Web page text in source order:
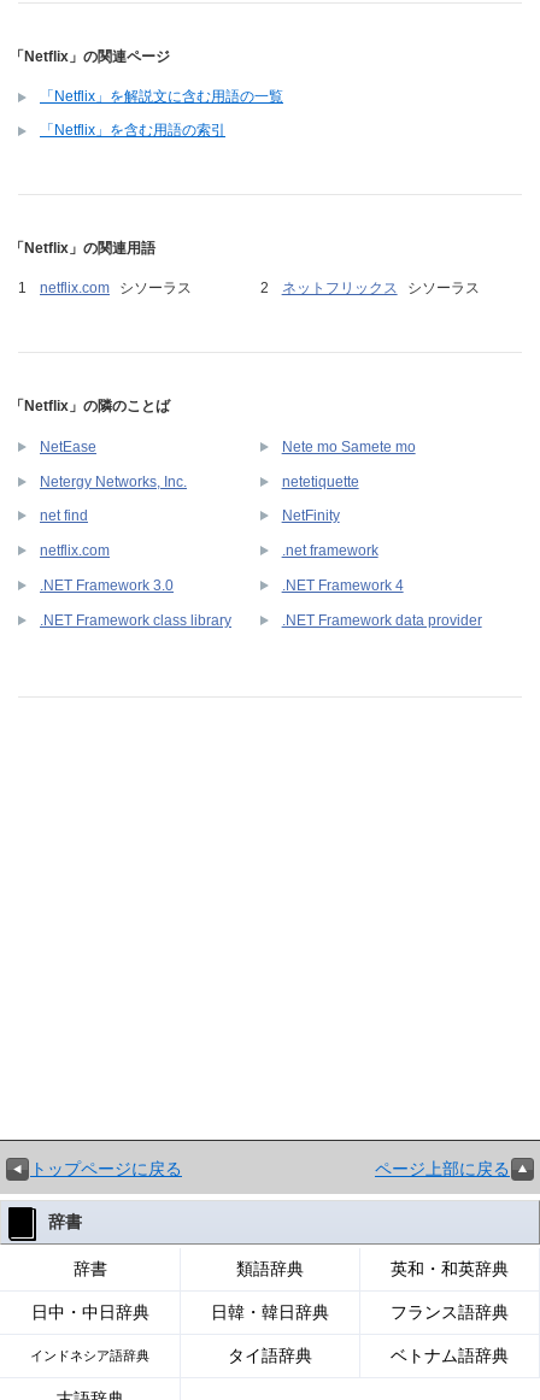
「Netflix」の関連ページ
「Netflix」を解説文に含む用語の一覧
「Netflix」を含む用語の索引
「Netflix」の関連用語
netflix.com シソーラス ネットフリックス シソーラス
「Netflix」の隣のことば
NetEase Nete mo Samete mo
Netergy Networks, Inc. netetiquette
net find NetFinity
netflix.com .net framework
.NET Framework 3.0 .NET Framework 4
.NET Framework class library .NET Framework data provider
トップページに戻る ページ上部に戻る
辞書
辞書 類語辞典 英和・和英辞典
日中・中日辞典 日韓・韓日辞典 フランス語辞典
インドネシア語辞典 タイ語辞典 ベトナム語辞典